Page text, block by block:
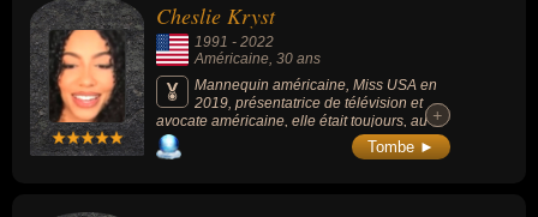
de la Commission indépendante sur les
abus sexuels dans l'Église (CIASE), et ses
prises de position dans les médias sur des
sujets comme la filiation et l'homoparentalité
ont souvent suscité le débat.
Cheslie Kryst
1991 - 2022
Américaine, 30 ans
Mannequin américaine, Miss USA en
2019, présentatrice de télévision et
avocate américaine, elle était toujours, au
moment de sa mort, la Miss USA la plus
âgée de l'histoire du concours, à 28 ans.
+
+
Tombe ►